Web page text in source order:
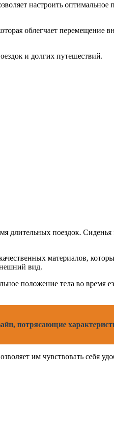
настроить
облегчает перемещение
и долгих путешествий.
длительных поездок.
материалов,
вид.
положение тела во время
потрясающие
им чувствовать себя